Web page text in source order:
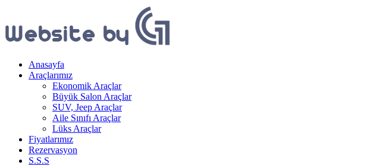
Anasayfa
Araçlarımız
Ekonomik Araçlar
Büyük Salon Araçlar
SUV, Jeep Araçlar
Aile Sınıfı Araçlar
Lüks Araçlar
Fiyatlarımız
Rezervasyon
S.S.S